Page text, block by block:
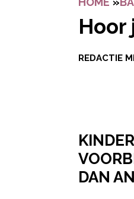
Hoor
REDACTIE
DAN